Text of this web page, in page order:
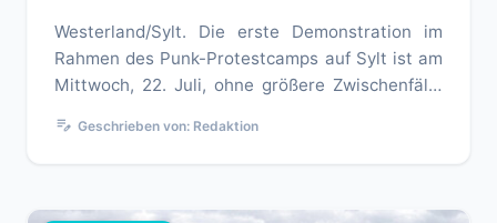
Westerland/Sylt. Die erste Demonstration im
Rahmen des Punk-Protestcamps auf Sylt ist am
Mittwoch, 22. Juli, ohne größere Zwischenfälle
edit_note Geschrieben von: Redaktion